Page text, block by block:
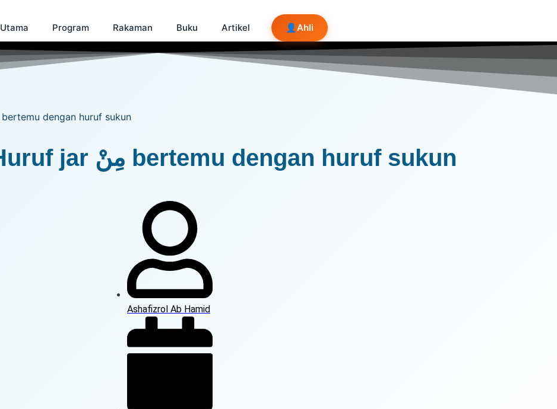
Utama Program Rakaman Buku Artikel 👤 Ahli
Info Sorof | Huruf jar مِنْ bertemu dengan huruf sukun
Info Sorof | Huruf jar مِنْ bertemu dengan huruf sukun
Ashafizrol Ab Hamid